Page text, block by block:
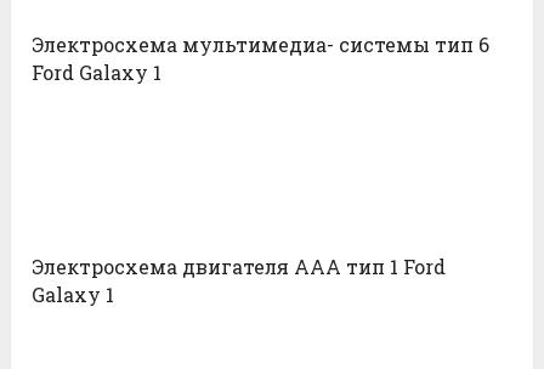
Электросхема мультимедиа- системы тип 6
Ford Galaxy 1
Электросхема двигателя AAA тип 1 Ford
Galaxy 1